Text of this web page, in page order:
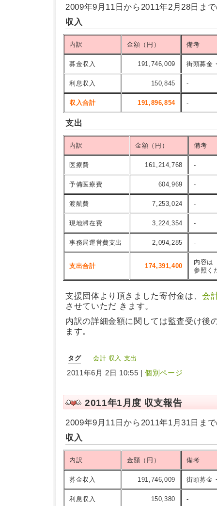
2009年9月11日から2011年2月28日ま
収入
内訳 金額（円） 備考
募金収入 191,746,009 街頭募金
利息収入 150,845 -
収入合計 191,896,854 -
支出
内訳 金額（円） 備考
医療費 161,214,768 -
予備医療費 604,969 -
渡航費 7,253,024 -
現地滞在費 3,224,354 -
事務局運営費支出 2,094,285 -
支出合計 174,391,400
内容は
参照く
支援団体より頂きました寄付金は、会
させていただ きます。
内訳の詳細金額に関しては監査受け後
ます。
タグ 会計 収入 支出
2011年6月 2日 10:55 |個別ページ
2011年1月度 収支報告
2009年9月11日から2011年1月31日ま
収入
内訳 金額（円） 備考
募金収入 191,746,009 街頭募金
利息収入 150,380 -